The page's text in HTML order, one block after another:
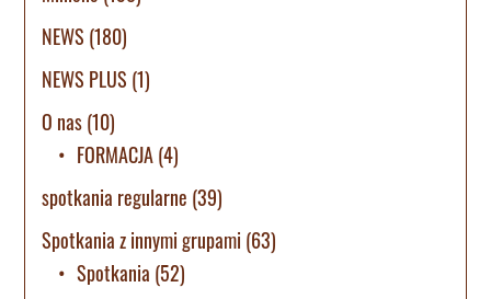
NEWS (180)
NEWS PLUS (1)
O nas(10)
FORMACJA(4)
spotkania regularne (39)
Spotkania z innymi grupami (63)
Spotkania (52)